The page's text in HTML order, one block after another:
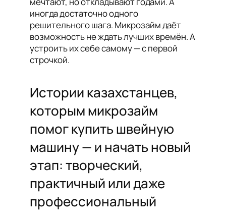
иногда достаточно одного
решительного шага. Микрозайм даёт
возможность не ждать лучших времён. А
устроить их себе самому — с первой
строчкой.
Истории казахстанцев,
которым микрозайм
помог купить швейную
машину — и начать новый
этап: творческий,
практичный или даже
профессиональный